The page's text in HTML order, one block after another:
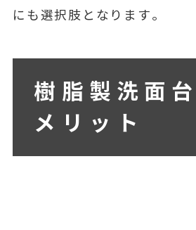
にも選択肢となります。
樹脂製洗面
メリット